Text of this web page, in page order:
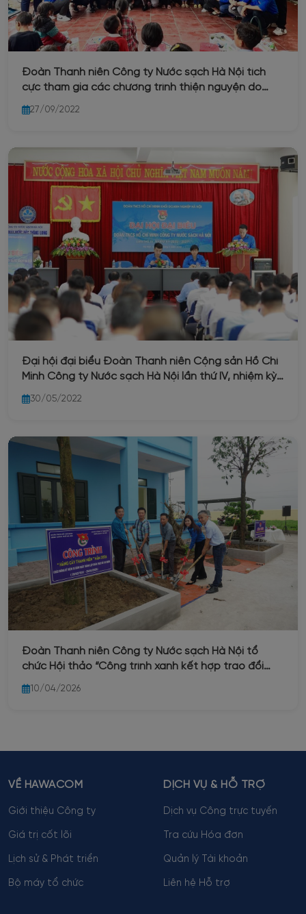
Đoàn Thanh niên Công ty Nước sạch Hà Nội tích
cực tham gia các chương trình thiện nguyện do
Đoàn Thanh niên Khối Doanh nghiệp Hà Nội và
Đoàn Thanh niên Báo Nhân dân phát động.
27/09/2022
Đại hội đại biểu Đoàn Thanh niên Cộng sản Hồ Chí
Minh Công ty Nước sạch Hà Nội lần thứ IV, nhiệm kỳ
2022 – 2027
30/05/2022
Đoàn Thanh niên Công ty Nước sạch Hà Nội tổ
chức Hội thảo “Công trình xanh kết hợp trao đổi
kinh nghiệm vận hành nâng cao chất lượng nước và
môi trường làm việc”
10/04/2026
VỀ HAWACOM
Giới thiệu Công ty
Giá trị cốt lõi
Lịch sử & Phát triển
Bộ máy tổ chức
DỊCH VỤ & HỖ TRỢ
Dịch vụ Công trực tuyến
Tra cứu Hóa đơn
Quản lý Tài khoản
Liên hệ Hỗ trợ